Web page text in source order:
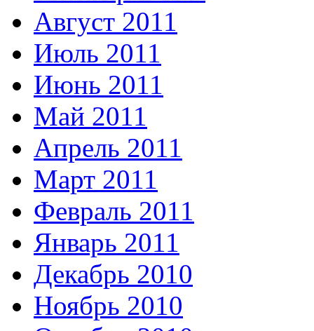
Август 2011
Июль 2011
Июнь 2011
Май 2011
Апрель 2011
Март 2011
Февраль 2011
Январь 2011
Декабрь 2010
Ноябрь 2010